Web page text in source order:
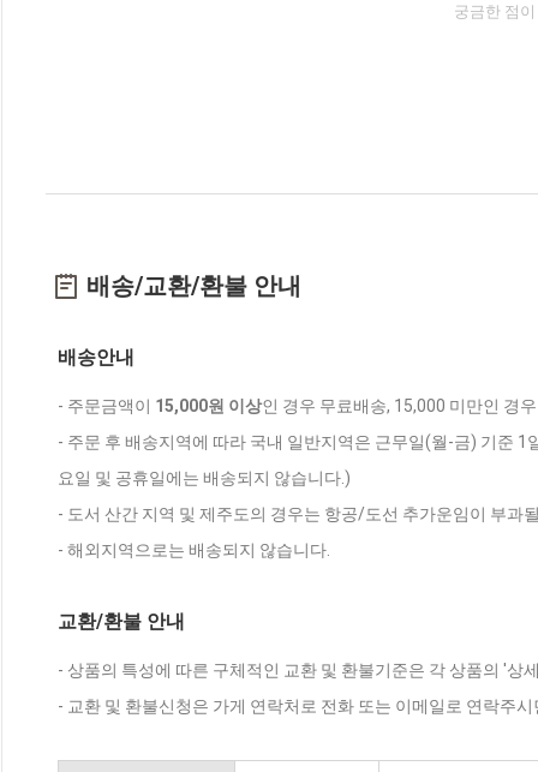
궁금한 점
배송/교환/환불 안내
배송안내
- 주문금액이 15,000원 이상인 경우 무료배송, 15,000 미만인 경
- 주문 후 배송지역에 따라 국내 일반지역은 근무일(월-금) 기준
요일 및 공휴일에는 배송되지 않습니다.)
- 도서 산간 지역 및 제주도의 경우는 항공/도선 추가운임이 부과
- 해외지역으로는 배송되지 않습니다.
교환/환불 안내
- 상품의 특성에 따른 구체적인 교환 및 환불기준은 각 상품의 '상
- 교환 및 환불신청은 가게 연락처로 전화 또는 이메일로 연락주